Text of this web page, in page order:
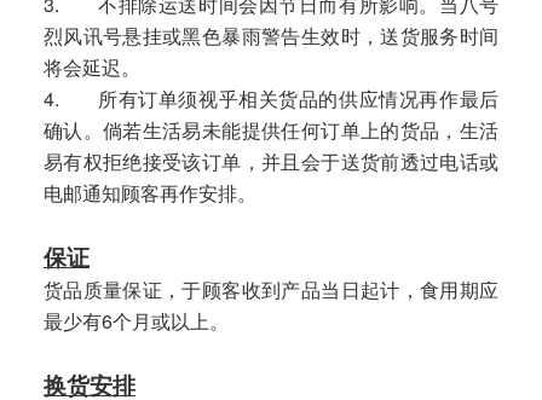
烈风讯号悬挂或黑色暴雨警告生效时，送货服务时间
将会延迟。
4. 所有订单须视乎相关货品的供应情况再作最后
确认。倘若生活易未能提供任何订单上的货品，生活
易有权拒绝接受该订单，并且会于送货前透过电话或
电邮通知顾客再作安排。
保证
货品质量保证，于顾客收到产品当日起计，食用期应
最少有6个月或以上。
换货安排